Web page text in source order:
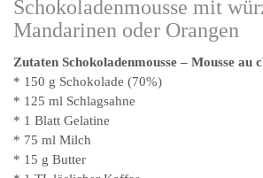
Schokoladenmousse mit
Mandarinen oder Orangen
Zutaten Schokoladenmousse – Mousse au
* 150 g Schokolade (70%)
* 125 ml Schlagsahne
* 1 Blatt Gelatine
* 75 ml Milch
* 15 g Butter